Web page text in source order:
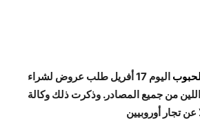
اليوم 17 أفريل طلب عروض لشراء
اللين من جميع المصادر. وذكرت ذلك وكالة